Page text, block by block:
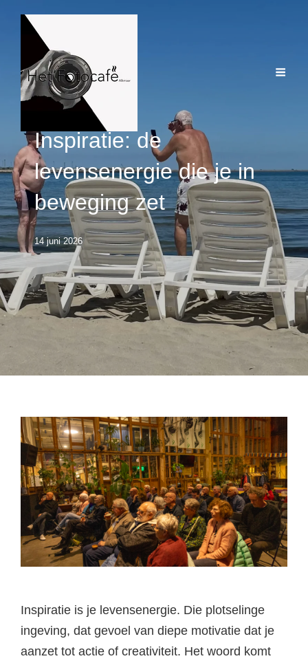
Inspiratie: de
levensenergie die je in
beweging zet
14 juni 2026
Inspiratie is je levensenergie. Die plotselinge
ingeving, dat gevoel van diepe motivatie dat je
aanzet tot actie of creativiteit. Het woord komt